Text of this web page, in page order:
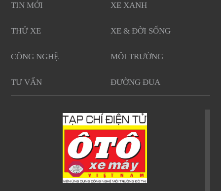
TIN MỚI XE XANH
THỬ XE XE & ĐỜI SỐNG
CÔNG NGHỆ MÔI TRƯỜNG
TƯ VẤN ĐƯỜNG ĐUA